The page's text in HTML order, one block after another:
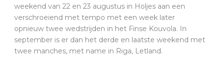
weekend van 22 en 23 augustus in Holjes aan een
verschroeiend met tempo met een week later
opnieuw twee wedstrijden in het Finse Kouvola. In
september is er dan het derde en laatste weekend met
twee manches, met name in Riga, Letland.